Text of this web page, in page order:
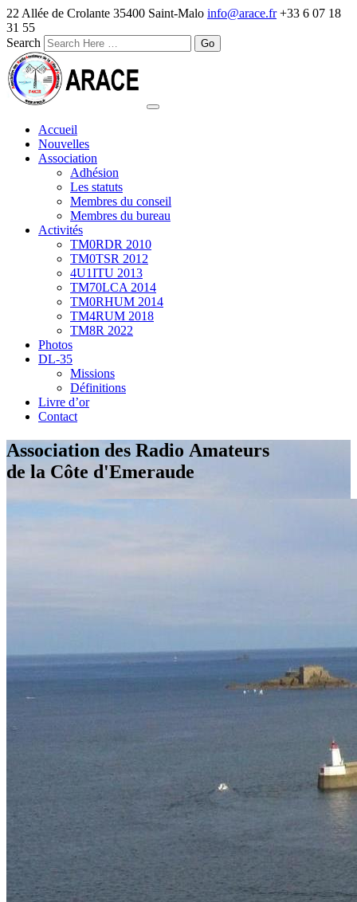
22 Allée de Crolante 35400 Saint-Malo info@arace.fr +33 6 07 18
31 55
Search
Accueil
Nouvelles
Association
Adhésion
Les statuts
Membres du conseil
Membres du bureau
Activités
TM0RDR 2010
TM0TSR 2012
4U1ITU 2013
TM70LCA 2014
TM0RHUM 2014
TM4RUM 2018
TM8R 2022
Photos
DL-35
Missions
Définitions
Livre d’or
Contact
Association des Radio Amateurs
de la Côte d'Emeraude